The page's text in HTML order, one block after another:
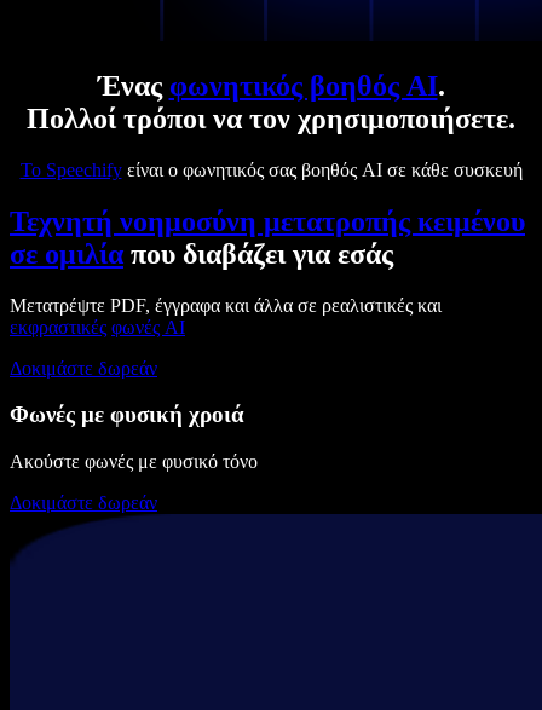
Ένας φωνητικός βοηθός AI.
Πολλοί τρόποι να τον χρησιμοποιήσετε.
Το Speechifyείναι ο φωνητικός σας βοηθός AI σε κάθε συσκευή
Τεχνητή νοημοσύνη μετατροπής κειμένου
σε ομιλία που διαβάζει για εσάς
Μετατρέψτε PDF, έγγραφα και άλλα σε ρεαλιστικές και
εκφραστικές φωνές AI
Δοκιμάστε δωρεάν
Φωνές με φυσική χροιά
Ακούστε φωνές με φυσικό τόνο
Δοκιμάστε δωρεάν